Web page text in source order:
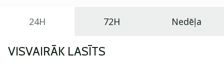
24H 72H Nedēļa
VISVAIRĀK LASĪTS